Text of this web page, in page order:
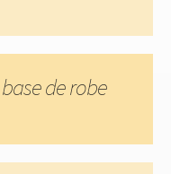
base de robe